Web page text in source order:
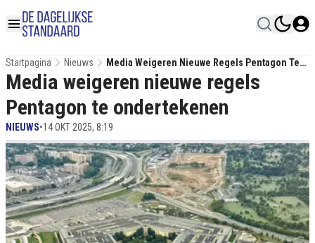
Startpagina Nieuws
Media Weigeren Nieuwe Regels Pentagon Te
Ondertekenen
Media weigeren nieuwe regels
Pentagon te ondertekenen
NIEUWS•14 OKT 2025, 8:19